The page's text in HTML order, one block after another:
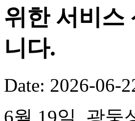
위한 서비스
니다.
Date: 2026-06-
6월 19일, 광둥